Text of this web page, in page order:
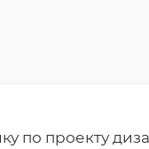
по проекту